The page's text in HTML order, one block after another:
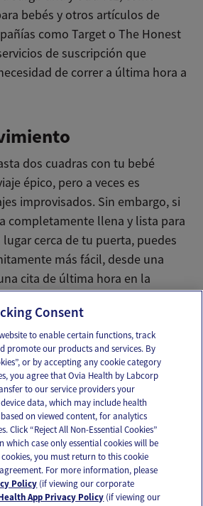
bebés y otros artículos de
como Target o The Honest
de suscripción que
de correr a última hora a
dos cuadras con tu bebé
épico, pero a veces es
improvisados. Sin embargo, si
completamente llena y lista para
cerca de tu puerta, puedes
más fácil, desde una
cita de última hora en la
Consent
to enable certain functions, track
promote our products and services. By
or by accepting any cookie category
you agree that Ovia Health by Labcorp
to our service providers your
data, which may include health
on viewed content, for analytics
Click “Reject All Non-Essential Cookies”
which case only essential cookies will be
you must return to this cookie
For more information, please
Policy (if viewing our corporate
App Privacy Policy (if viewing our